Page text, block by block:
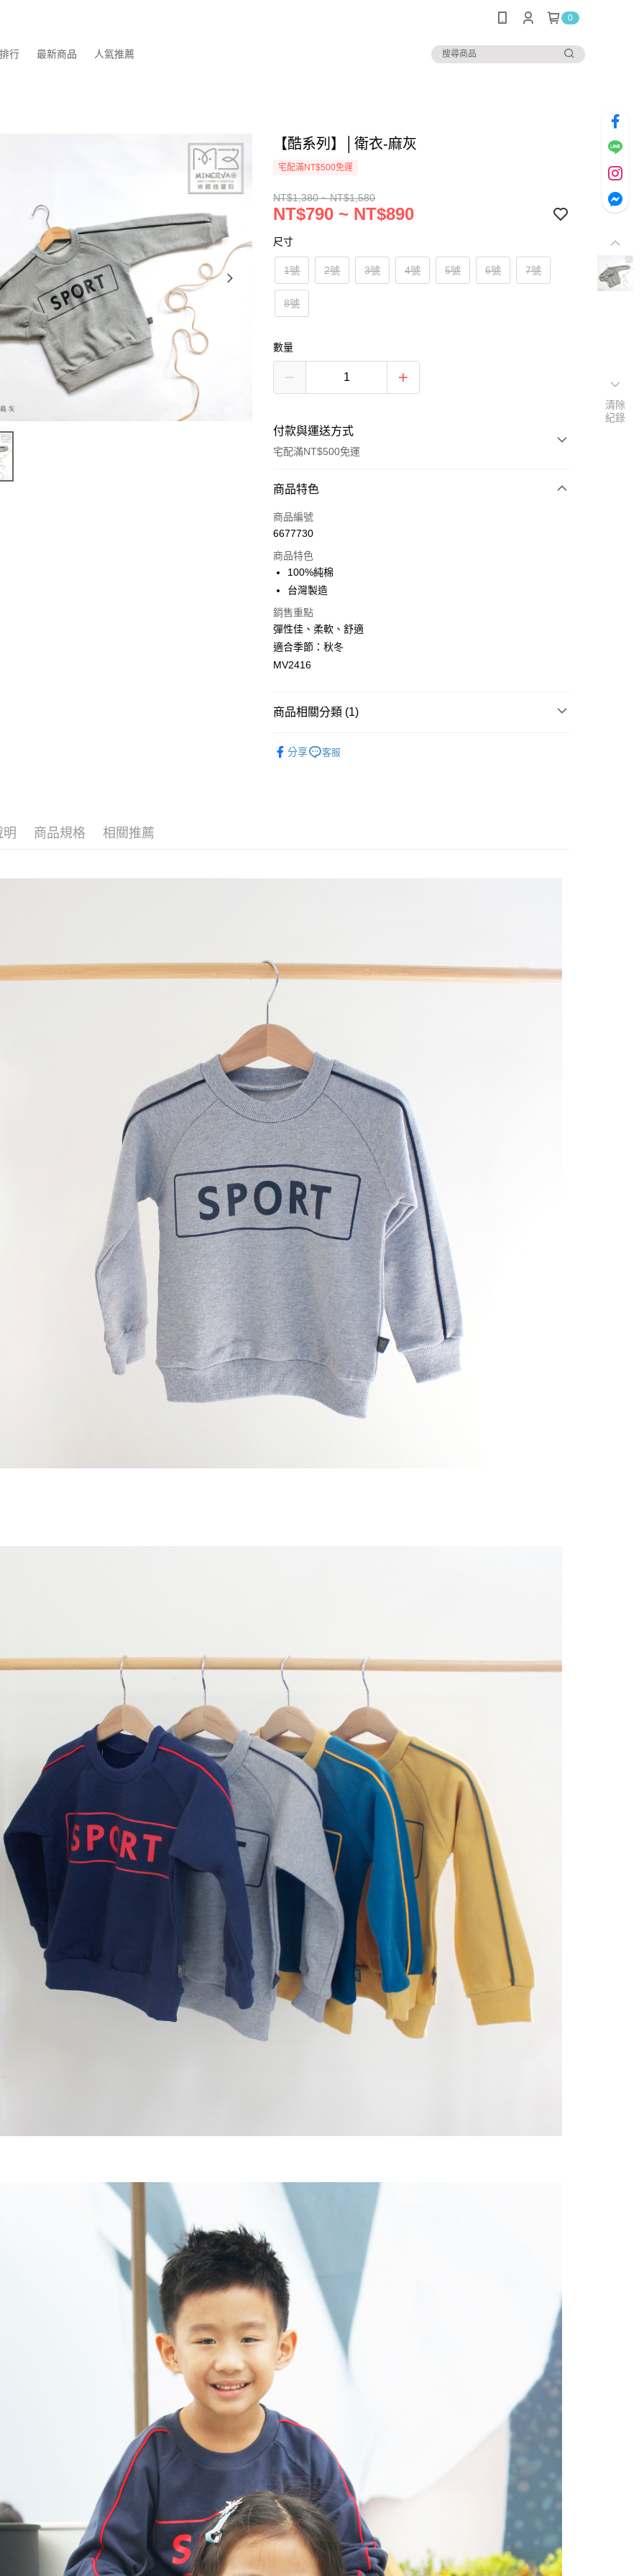
0
行 最新商品 人氣推薦
【酷系列】│衛衣-麻灰
宅配滿NT$500免運
NT$1,380 ~ NT$1,580
NT$790 ~ NT$890
尺寸
1號 2號 3號 4號 5號 6號 7號
8號
數量
付款與運送方式
宅配滿NT$500免運
付款方式
信用卡一次付款
Apple Pay
街口支付
悠遊付
ATM付款
宅配
商品特色
商品編號
6677730
商品特色
100%純棉
台灣製造
銷售重點
彈性佳、柔軟、舒適
適合季節：秋冬
MV2416
商品相關分類 (1)
分享
客服
明 商品規格 相關推薦
清除
紀錄